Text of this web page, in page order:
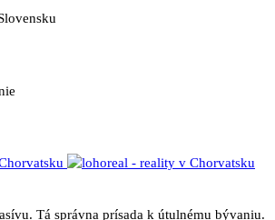
Tá správna prísada k útulnému bývaniu.